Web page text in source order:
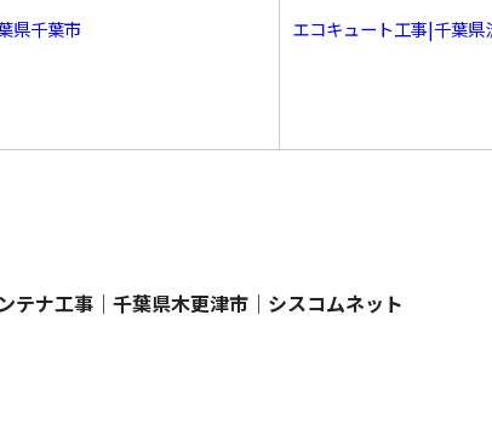
県千葉市
エコキュート工事|千葉県
テナ工事｜千葉県木更津市｜シスコムネット